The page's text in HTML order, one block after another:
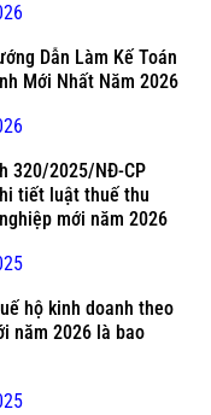
Dẫn Làm Kế Toán
Mới Nhất Năm 2026
320/2025/NĐ-CP
tiết luật thuế thu
mới năm 2026
hộ kinh doanh theo
năm 2026 là bao